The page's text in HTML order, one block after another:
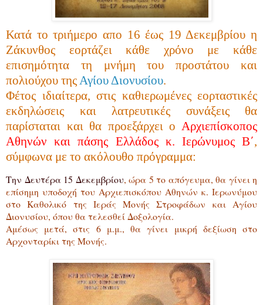
Κατά το τριήμερο απο 16 έως 19 Δεκεμβρίου η
Ζάκυνθος εορτάζει κάθε χρόνο με κάθε
επισημότητα τη μνήμη του προστάτου και
πολιούχου της Αγίου Διονυσίου.
Φέτος ιδιαίτερα, στις καθιερωμένες εορταστικές
εκδηλώσεις και λατρευτικές συνάξεις θα
παρίσταται και θα προεξάρχει ο Αρχιεπίσκοπος
Αθηνών και πάσης Ελλάδος κ. Ιερώνυμος Β΄,
σύμφωνα με το ακόλουθο πρόγραμμα:
Την Δευτέρα 15 Δεκεμβρίου, ώρα 5 το απόγευμα, θα γίνει η
επίσημη υποδοχή του Αρχιεπισκόπου Αθηνών κ. Ιερωνύμου
στο Καθολικό της Ιεράς Μονής Στροφάδων και Αγίου
Διονυσίου, όπου θα τελεσθεί Δοξολογία.
Αμέσως μετά, στις 6 μ.μ., θα γίνει μικρή δεξίωση στο
Αρχονταρίκι της Μονής.